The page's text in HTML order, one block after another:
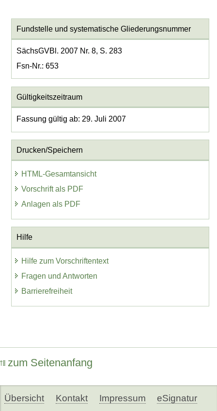
Fundstelle und systematische Gliederungsnummer
SächsGVBl. 2007 Nr. 8, S. 283
Fsn-Nr.: 653
Gültigkeitszeitraum
Fassung gültig ab: 29. Juli 2007
Drucken/Speichern
HTML-Gesamtansicht
Vorschrift als PDF
Anlagen als PDF
Hilfe
Hilfe zum Vorschriftentext
Fragen und Antworten
Barrierefreiheit
zum Seitenanfang
Übersicht Kontakt Impressum eSignatur